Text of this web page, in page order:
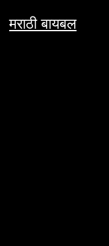
toमराठी बायबल